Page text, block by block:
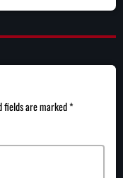
fields are marked *